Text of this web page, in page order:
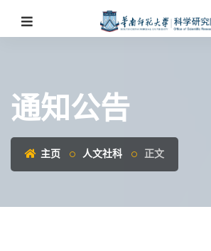
通知公告
主页 人文社科 正文